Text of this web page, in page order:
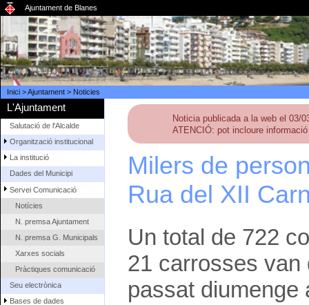
Ajuntament de Blanes
Inici>Ajuntament> Noticies
L'Ajuntament
Salutació de l'Alcalde
Organització institucional
La institució
Dades del Municipi
Servei Comunicació
Notícies
N. premsa Ajuntament
N. premsa G. Municipals
Xarxes socials
Pràctiques comunicació
Seu electrònica
Bases de dades
Noticia publicada a la web el 03/
ATENCIÓ: pot incloure
Milers de
Rua del XII
Un total de 722
21 carrosses van
passat diumenge